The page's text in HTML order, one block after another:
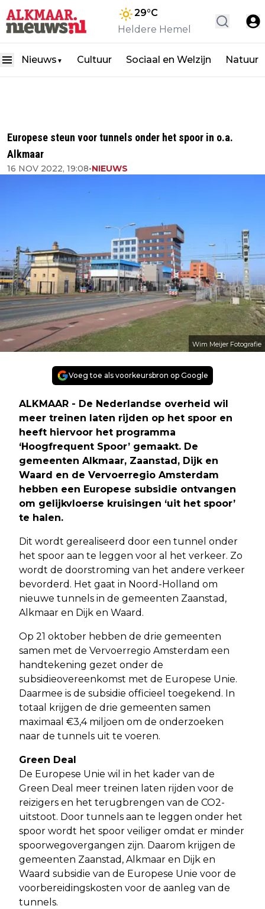
29°C
Heldere Hemel
Nieuws ▼ Cultuur Sociaal en Welzijn Natuur
Europese steun voor tunnels onder het spoor in o.a.
Alkmaar
16 NOV 2022, 19:08•NIEUWS
Wim Meijer Fotografie
Voeg toe als voorkeursbron op Google
ALKMAAR - De Nederlandse overheid wil
meer treinen laten rijden op het spoor en
heeft hiervoor het programma
‘Hoogfrequent Spoor’ gemaakt. De
gemeenten Alkmaar, Zaanstad, Dijk en
Waard en de Vervoerregio Amsterdam
hebben een Europese subsidie ontvangen
om gelijkvloerse kruisingen ‘uit het spoor’
te halen.
Dit wordt gerealiseerd door een tunnel onder
het spoor aan te leggen voor al het verkeer. Zo
wordt de doorstroming van het andere verkeer
bevorderd. Het gaat in Noord-Holland om
nieuwe tunnels in de gemeenten Zaanstad,
Alkmaar en Dijk en Waard.
Op 21 oktober hebben de drie gemeenten
samen met de Vervoerregio Amsterdam een
handtekening gezet onder de
subsidieovereenkomst met de Europese Unie.
Daarmee is de subsidie officieel toegekend. In
totaal krijgen de drie gemeenten samen
maximaal €3,4 miljoen om de onderzoeken
naar de tunnels uit te voeren.
Green Deal
De Europese Unie wil in het kader van de
Green Deal meer treinen laten rijden voor de
reizigers en het terugbrengen van de CO2-
uitstoot. Door tunnels aan te leggen onder het
spoor wordt het spoor veiliger omdat er minder
spoorwegovergangen zijn. Daarom krijgen de
gemeenten Zaanstad, Alkmaar en Dijk en
Waard subsidie van de Europese Unie voor de
voorbereidingskosten voor de aanleg van de
tunnels.